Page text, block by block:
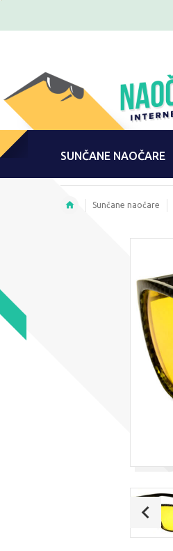
SUNČANE NAOČARE
Sunčane naočare